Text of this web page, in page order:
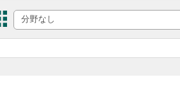
分野なし